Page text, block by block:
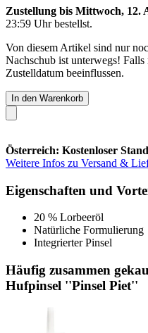
Zustellung bis Mittwoch, 12.
23:59 Uhrbestellst.
Von diesem Artikel sind nur
Nachschub ist unterwegs!
Zustelldatum beeinflussen.
In den Warenkorb
Österreich: Kostenloser
Weitere Infos zu Versand &
Eigenschaften und
20 % Lorbeeröl
Natürliche Formulierung
Integrierter Pinsel
Häufig zusammen
Hufpinsel ''Pinsel Piet''